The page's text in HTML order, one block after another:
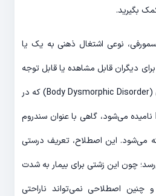
بگیرید.
نوعی اشتغال ذهنی به یک یا
دیگران قابل مشاهده یا قابل توجه
نیست. اختلال بدشکلی بدن (Body Dysmorphic Disorder) که در
منابع علمی به اختصار BDD نامیده می‌شود، گاهی با عنوان سندروم
می‌شود. این اصطلاح، تعریف درستی
چون این زشتی برای بیمار به شدت
چنین اصطلاحی نمی‌تواند ناراحتی